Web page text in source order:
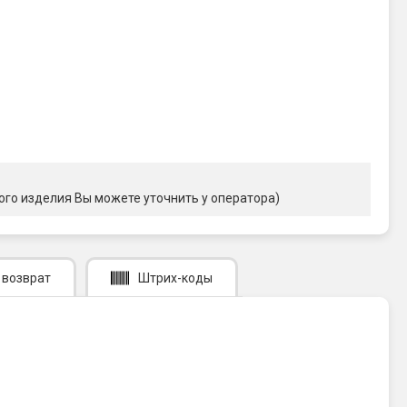
изделия Вы можете уточнить у оператора)
Штрих-коды